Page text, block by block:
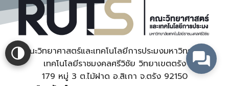
คณะวิทยาศาสตร์และเทคโนโลยีการประมงมหาวิทยาลัย
เทคโนโลยีราชมงคลศรีวิชัย วิทยาเขตตรัง
179 หมู่ 3 ต.ไม้ฝาด อ.สิเกา จ.ตรัง 92150